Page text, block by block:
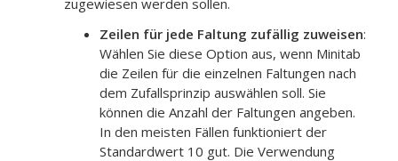
zugewiesen werden sollen.
Zeilen für jede Faltung zufällig zuweisen:
Wählen Sie diese Option aus, wenn Minitab
die Zeilen für die einzelnen Faltungen nach
dem Zufallsprinzip auswählen soll. Sie
können die Anzahl der Faltungen angeben.
In den meisten Fällen funktioniert der
Standardwert 10 gut. Die Verwendung